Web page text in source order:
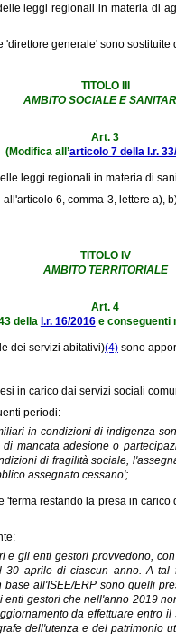
leggi regionali in materia di
generale' sono sostituite
TITOLO III
AMBITO SOCIALE E
Art. 3
(Modifica all’articolo 7 della l.r.
leggi regionali in materia di
6, comma 3, lettere a),
TITOLO IV
AMBITO TERRITORIALE
Art. 4
della l.r. 16/2016e conseguenti
dei servizi abitativi)(4) sono
in carico dai servizi sociali
periodi:
in condizioni di indigenza
mancata adesione o
di fragilità sociale,
assegnato cessano';
restando la presa in
e gli enti gestori provvedono,
30 aprile di ciascun anno. A
all'ISEE/ERP sono quelli
gestori che nell'anno 2019
da effettuare
dell'utenza e del patrimonio